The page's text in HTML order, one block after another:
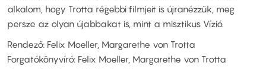
alkalom, hogy Trotta régebbi filmjeit is újranézzük, meg
persze az olyan újabbakat is, mint a misztikus Vízió.
Rendező: Felix Moeller, Margarethe von Trotta
Forgatókönyvíró: Felix Moeller, Margarethe von Trotta